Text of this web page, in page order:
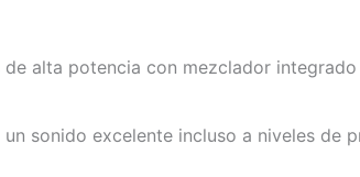
alta potencia con mezclador
sonido excelente incluso a niveles de